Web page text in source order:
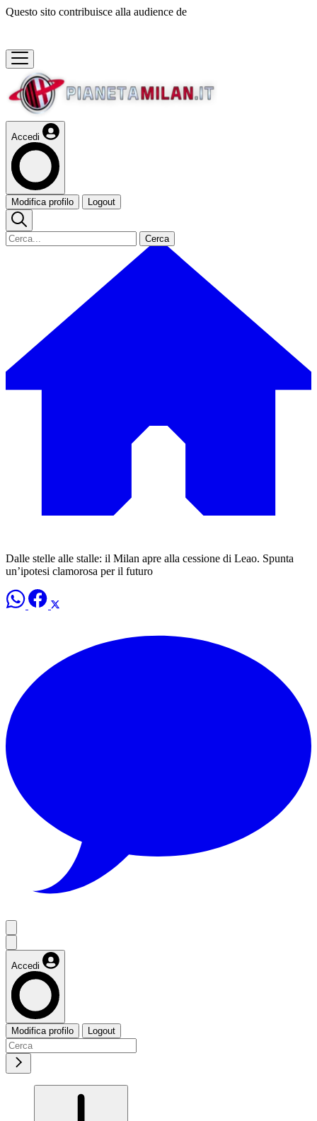
Questo sito contribuisce alla audience de
Accedi
Modifica profilo Logout
Cerca
Dalle stelle alle stalle: il Milan apre alla cessione di Leao. Spunta
un’ipotesi clamorosa per il futuro
Accedi
Modifica profilo Logout